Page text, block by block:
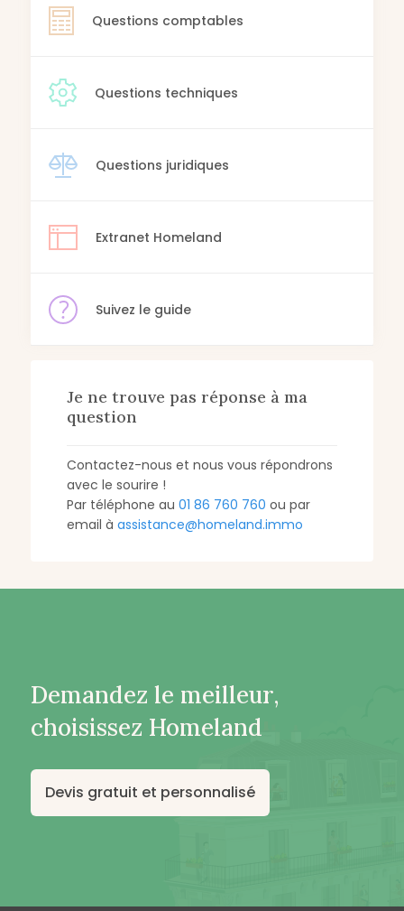
Questions comptables
Questions techniques
Questions juridiques
Extranet Homeland
Suivez le guide
Je ne trouve pas réponse à ma
question
Contactez-nous et nous vous répondrons
avec le sourire !
Par téléphone au 01 86 760 760 ou par
email à assistance@homeland.immo
Demandez le meilleur,
choisissez Homeland
Devis gratuit et personnalisé